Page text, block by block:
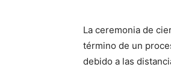
La ceremonia de
término de un
debido a las